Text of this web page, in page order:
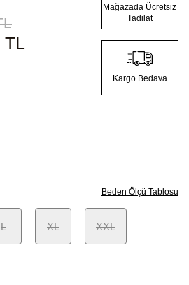
TL
Mağazada Ücretsiz
Tadilat
Kargo Bedava
Beden Ölçü Tablosu
L XL XXL